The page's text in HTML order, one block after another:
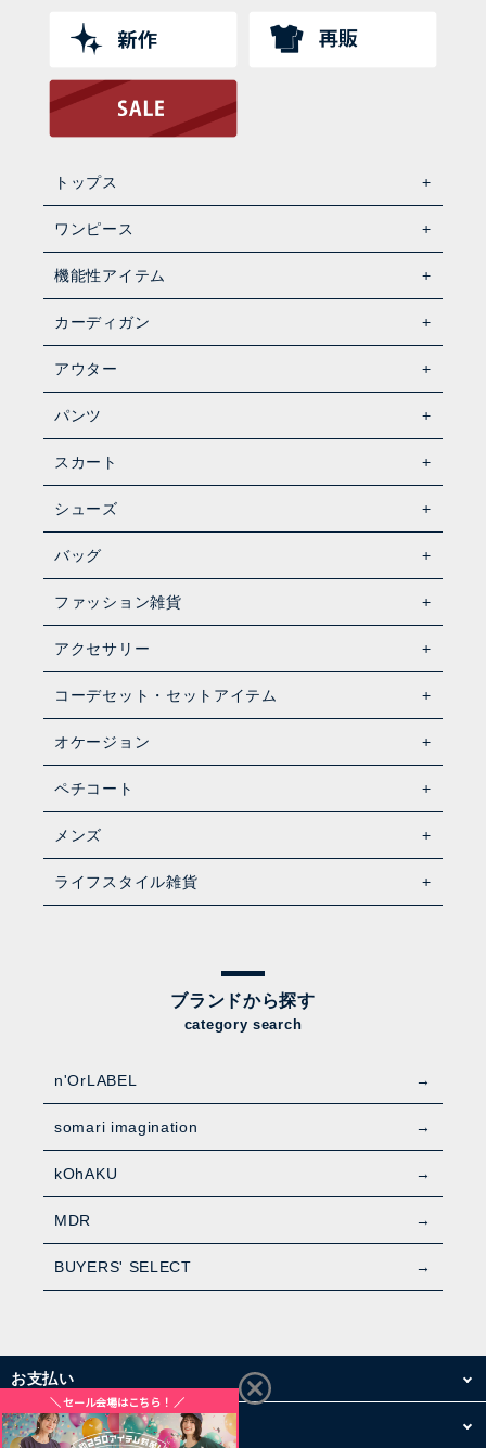
トップス
ワンピース
機能性アイテム
カーディガン
アウター
パンツ
スカート
シューズ
バッグ
ファッション雑貨
アクセサリー
コーデセット・セットアイテム
オケージョン
ペチコート
メンズ
ライフスタイル雑貨
ブランドから探す
category search
n'OrLABEL
somari imagination
kOhAKU
MDR
BUYERS' SELECT
お支払い
配送・送料